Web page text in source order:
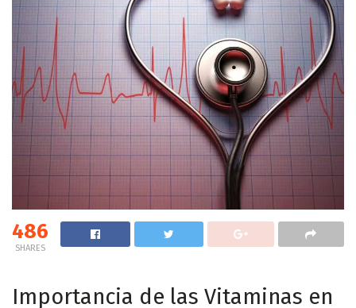
486
SHARES
Importancia de las Vitaminas en